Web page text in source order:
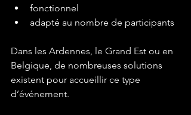
fonctionnel
adapté au nombre de participants
Dans les Ardennes, le Grand Est ou en
Belgique, de nombreuses solutions
existent pour accueillir ce type
d’événement.